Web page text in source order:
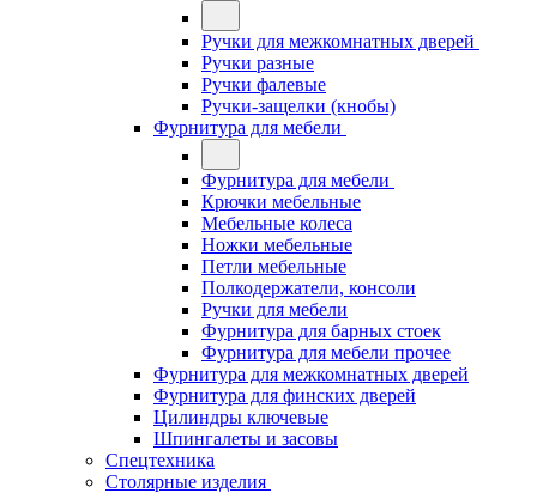
Ручки для межкомнатных дверей
Ручки разные
Ручки фалевые
Ручки-защелки (кнобы)
Фурнитура для мебели
Фурнитура для мебели
Крючки мебельные
Мебельные колеса
Ножки мебельные
Петли мебельные
Полкодержатели, консоли
Ручки для мебели
Фурнитура для барных стоек
Фурнитура для мебели прочее
Фурнитура для межкомнатных дверей
Фурнитура для финских дверей
Цилиндры ключевые
Шпингалеты и засовы
Спецтехника
Столярные изделия